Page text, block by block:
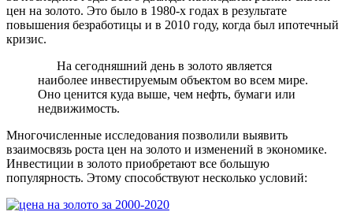
цен на золото. Это было в 1980-х годах в результате
повышения безработицы и в 2010 году, когда был ипотечный
кризис.
На сегодняшний день в золото является
наиболее инвестируемым объектом во всем мире.
Оно ценится куда выше, чем нефть, бумаги или
недвижимость.
Многочисленные исследования позволили выявить
взаимосвязь роста цен на золото и изменений в экономике.
Инвестиции в золото приобретают все большую
популярность. Этому способствуют несколько условий: